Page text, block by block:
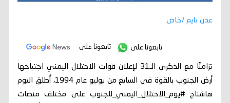
عدن تايم /خاص
تابعونا على تابعونا على
تزامنًا مع الذكرى الـ31 لإعلان قوات الاحتلال اليمني اجتياحها
أرض الجنوب بالقوة في السابع من يوليو عام 1994، أُطلق اليوم
هاشتاج #يوم_الاحتلال_اليمني_للجنوب على مختلف منصات